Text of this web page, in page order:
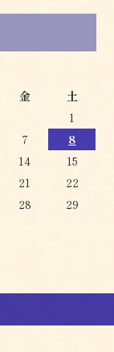
金 土
1
7
8
14
15
21
22
28
29